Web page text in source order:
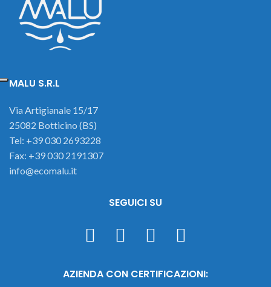
MALU S.R.L
Via Artigianale 15/17
25082 Botticino (BS)
Tel: +39 030 2693228
Fax: +39 030 2191307
info@ecomalu.it
SEGUICI SU
AZIENDA CON CERTIFICAZIONI: